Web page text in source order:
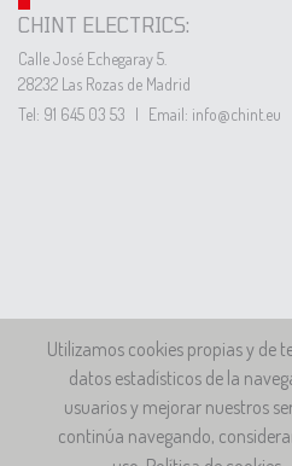
Utilizamos cookies propias y de
datos estadísticos de la
usuarios y mejorar nuestros
continúa navegando,
CHINT ELECTRICS:
Calle José Echegaray 5.
28232 Las Rozas de Madrid
Tel: 91 645 03 53 | Email: info@chint.eu